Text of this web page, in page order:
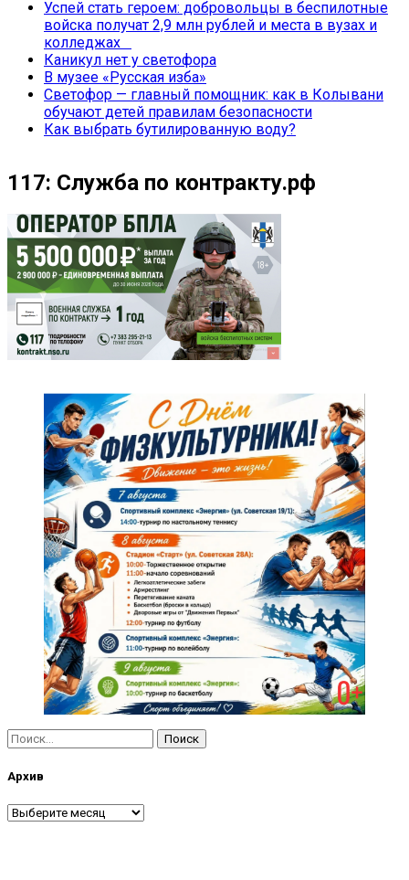
Успей стать героем: добровольцы в беспилотные
войска получат 2,9 млн рублей и места в вузах и
колледжах
Каникул нет у светофора
В музее «Русская изба»
Светофор — главный помощник: как в Колывани
обучают детей правилам безопасности
Как выбрать бутилированную воду?
117: Служба по контракту.рф
Найти:
Архив
Архив